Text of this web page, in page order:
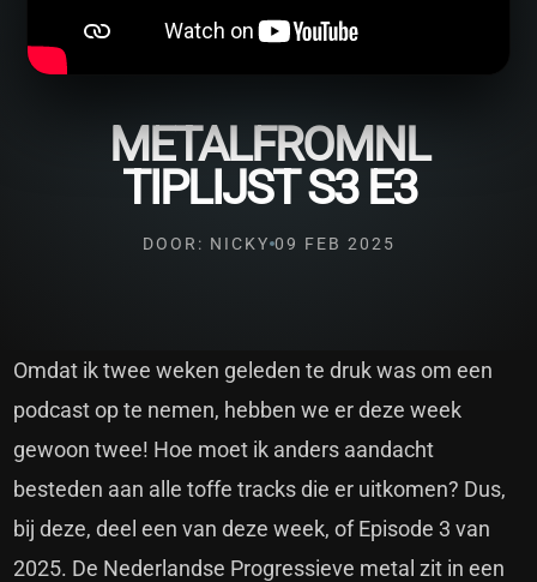
METALFROMNL
TIPLIJST S3 E3
DOOR: NICKY 09 FEB 2025
Omdat ik twee weken geleden te druk was om een
podcast op te nemen, hebben we er deze week
gewoon twee! Hoe moet ik anders aandacht
besteden aan alle toffe tracks die er uitkomen? Dus,
bij deze, deel een van deze week, of Episode 3 van
2025. De Nederlandse Progressieve metal zit in een